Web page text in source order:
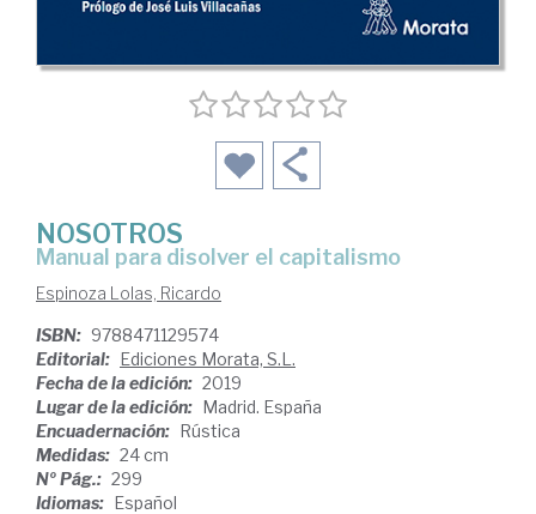
NOSOTROS
Manual para disolver el capitalismo
Espinoza Lolas, Ricardo
ISBN: 9788471129574
Editorial: Ediciones Morata, S.L.
Fecha de la edición: 2019
Lugar de la edición: Madrid. España
Encuadernación: Rústica
Medidas: 24 cm
Nº Pág.: 299
Idiomas: Español